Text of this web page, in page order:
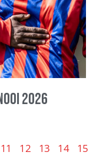
2026
11 12 13 14 15